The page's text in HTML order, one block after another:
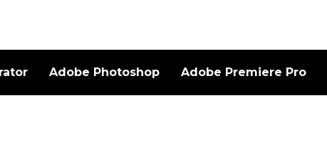
Adobe Photoshop Adobe Premiere Pro